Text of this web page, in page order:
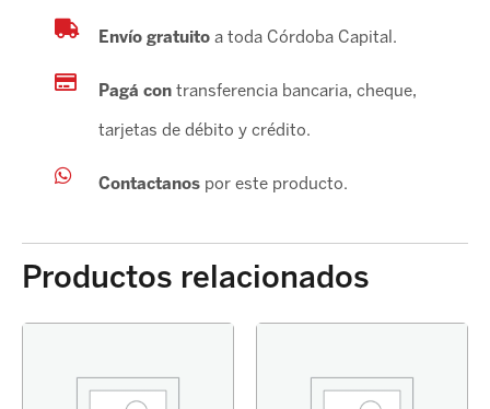
Envío gratuitoa toda Córdoba Capital.
Pagá contransferencia bancaria, cheque,
tarjetas de débito y crédito.
Contactanospor este producto.
Productos relacionados